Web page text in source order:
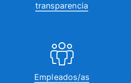
transparencia
Empleados/as